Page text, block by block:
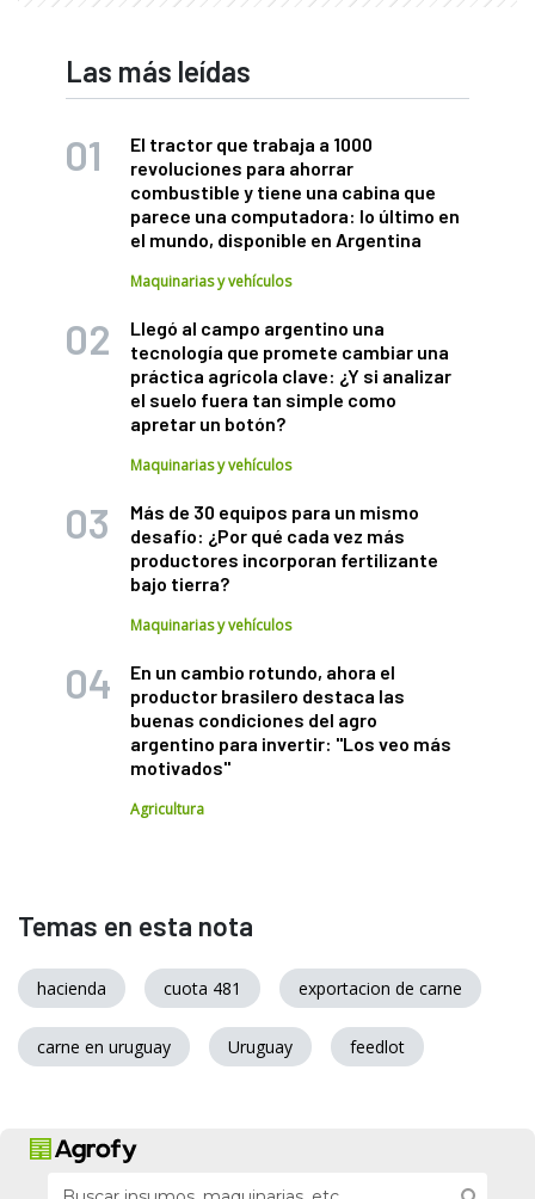
Las más leídas
El tractor que trabaja a 1000
revoluciones para ahorrar
combustible y tiene una cabina que
parece una computadora: lo último en
el mundo, disponible en Argentina
Maquinarias y vehículos
Llegó al campo argentino una
tecnología que promete cambiar una
práctica agrícola clave: ¿Y si analizar
el suelo fuera tan simple como
apretar un botón?
Maquinarias y vehículos
Más de 30 equipos para un mismo
desafío: ¿Por qué cada vez más
productores incorporan fertilizante
bajo tierra?
Maquinarias y vehículos
En un cambio rotundo, ahora el
productor brasilero destaca las
buenas condiciones del agro
argentino para invertir: "Los veo más
motivados"
Agricultura
Temas en esta nota
hacienda cuota 481 exportacion de carne
carne en uruguay Uruguay feedlot